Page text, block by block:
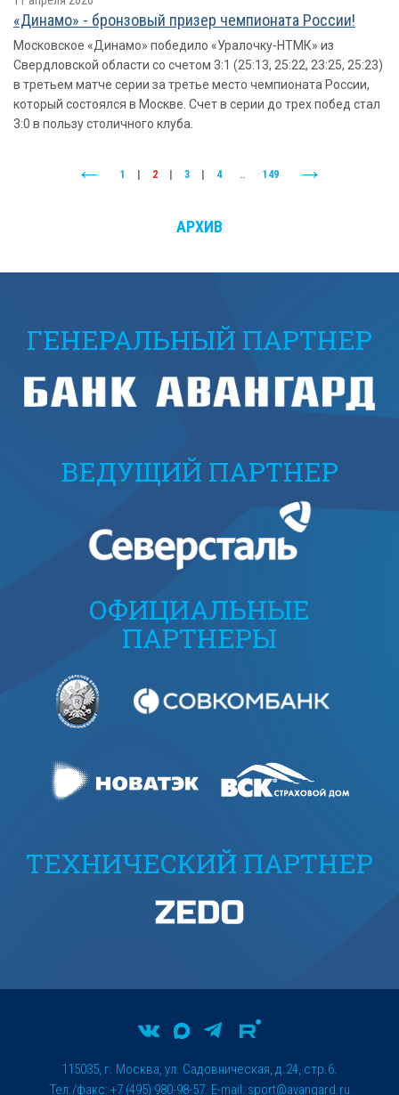
«Динамо» - бронзовый призер чемпионата России!
Московское «Динамо» победило «Уралочку-НТМК» из
Свердловской области со счетом 3:1 (25:13, 25:22, 23:25, 25:23)
в третьем матче серии за третье место чемпионата России,
который состоялся в Москве. Счет в серии до трех побед стал
3:0 в пользу столичного клуба.
1 2 3 4 .. 149
АРХИВ
ГЕНЕРАЛЬНЫЙ ПАРТНЕР
ВЕДУЩИЙ ПАРТНЕР
ОФИЦИАЛЬНЫЕ
ПАРТНЕРЫ
ТЕХНИЧЕСКИЙ ПАРТНЕР
115035, г. Москва, ул. Садовническая, д.24, стр.6.
Тел./факс: +7 (495) 980-98-57. E-mail: sport@avangard.ru